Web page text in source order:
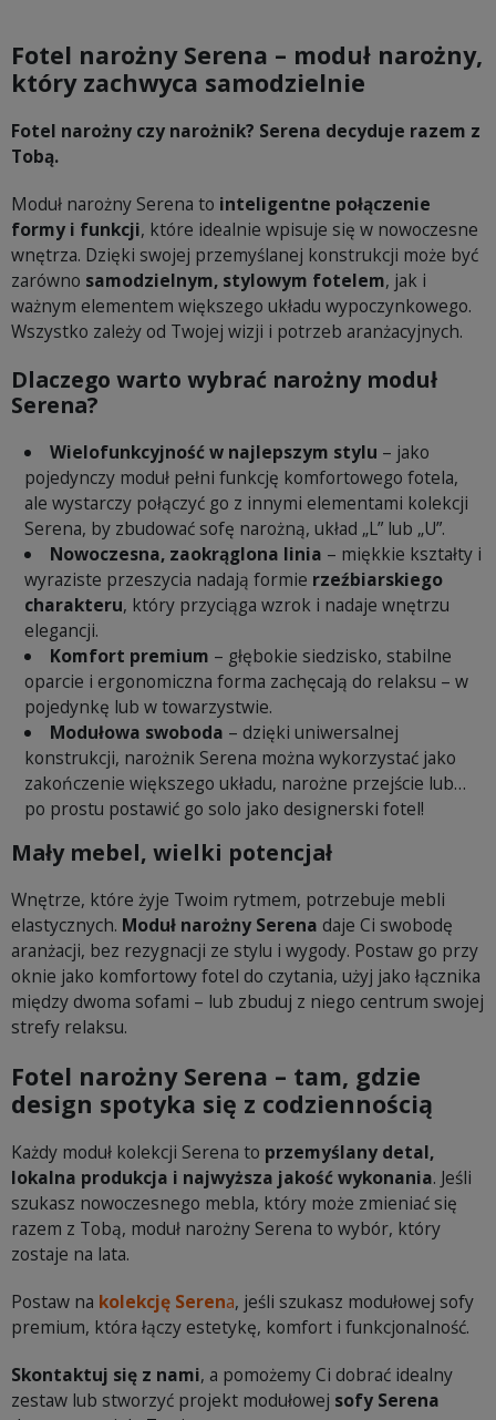
Fotel narożny Serena – moduł narożny,
który zachwyca samodzielnie
Fotel narożny czy narożnik? Serena decyduje razem z
Tobą.
Moduł narożny Serena to inteligentne połączenie
formy i funkcji, które idealnie wpisuje się w nowoczesne
wnętrza. Dzięki swojej przemyślanej konstrukcji może być
zarówno samodzielnym, stylowym fotelem, jak i
ważnym elementem większego układu wypoczynkowego.
Wszystko zależy od Twojej wizji i potrzeb aranżacyjnych.
Dlaczego warto wybrać narożny moduł
Serena?
Wielofunkcyjność w najlepszym stylu – jako
pojedynczy moduł pełni funkcję komfortowego fotela,
ale wystarczy połączyć go z innymi elementami kolekcji
Serena, by zbudować sofę narożną, układ „L” lub „U”.
Nowoczesna, zaokrąglona linia – miękkie kształty i
wyraziste przeszycia nadają formie rzeźbiarskiego
charakteru, który przyciąga wzrok i nadaje wnętrzu
elegancji.
Komfort premium – głębokie siedzisko, stabilne
oparcie i ergonomiczna forma zachęcają do relaksu – w
pojedynkę lub w towarzystwie.
Modułowa swoboda – dzięki uniwersalnej
konstrukcji, narożnik Serena można wykorzystać jako
zakończenie większego układu, narożne przejście lub…
po prostu postawić go solo jako designerski fotel!
Mały mebel, wielki potencjał
Wnętrze, które żyje Twoim rytmem, potrzebuje mebli
elastycznych. Moduł narożny Serena daje Ci swobodę
aranżacji, bez rezygnacji ze stylu i wygody. Postaw go przy
oknie jako komfortowy fotel do czytania, użyj jako łącznika
między dwoma sofami – lub zbuduj z niego centrum swojej
strefy relaksu.
Fotel narożny Serena – tam, gdzie
design spotyka się z codziennością
Każdy moduł kolekcji Serena to przemyślany detal,
lokalna produkcja i najwyższa jakość wykonania. Jeśli
szukasz nowoczesnego mebla, który może zmieniać się
razem z Tobą, moduł narożny Serena to wybór, który
zostaje na lata.
Postaw na kolekcję Serena, jeśli szukasz modułowej sofy
premium, która łączy estetykę, komfort i funkcjonalność.
Skontaktuj się z nami, a pomożemy Ci dobrać idealny
zestaw lub stworzyć projekt modułowej sofy Serena